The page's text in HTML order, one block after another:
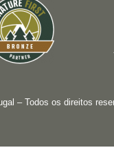
– Todos os direitos